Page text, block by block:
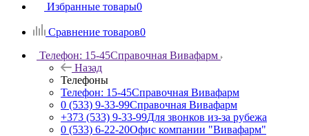
Избранные товары0
Сравнение товаров0
Телефон: 15-45Справочная Вивафарм
Назад
Телефоны
Телефон: 15-45Справочная Вивафарм
0 (533) 9-33-99Справочная Вивафарм
+373 (533) 9-33-99Для звонков из-за рубежа
0 (533) 6-22-20Офис компании "Вивафарм"